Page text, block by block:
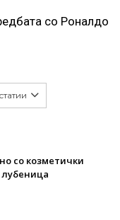
со Роналдо
со козметички